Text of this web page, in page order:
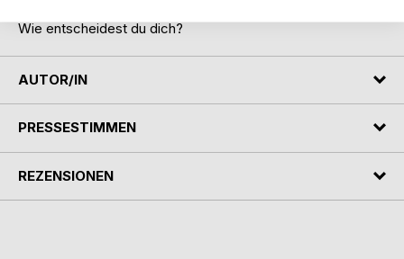
Wie entscheidest du dich?
AUTOR/IN
PRESSESTIMMEN
REZENSIONEN